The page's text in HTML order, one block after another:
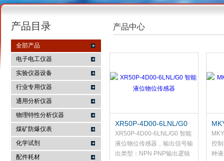
麦科仪（北京）科技有限公司
产品目录
全部产品
电子电工仪器
实验仪器设备
行业专用仪器
通用分析仪器
物理特性分析仪器
煤矿防爆仪表
化学试剂
配件耗材
产品中心
XR50P-4D00-6LNL/G0
智能液位物位传感器
XR50P-4D00-6LNL/G0 智能
液位物位传感器，输出信号输
出类型：NPN PNP输出逻辑
压
控
种